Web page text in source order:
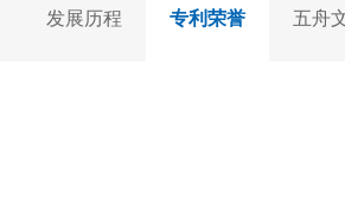
发展历程 专利荣誉 五舟